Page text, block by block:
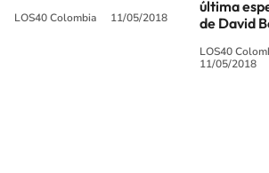
LOS40 Colombia 11/05/2018
última
de David
LOS40
11/05/2018